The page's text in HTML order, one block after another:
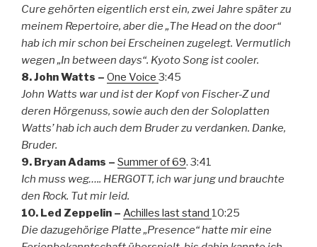
Cure gehörten eigentlich erst ein, zwei Jahre später zu
meinem Repertoire, aber die „The Head on the door“
hab ich mir schon bei Erscheinen zugelegt. Vermutlich
wegen „In between days“. Kyoto Song ist cooler.
8. John Watts – One Voice 3:45
John Watts war und ist der Kopf von Fischer-Z und
deren Hörgenuss, sowie auch den der Soloplatten
Watts’ hab ich auch dem Bruder zu verdanken. Danke,
Bruder.
9. Bryan Adams – Summer of 69. 3:41
Ich muss weg….. HERGOTT, ich war jung und brauchte
den Rock. Tut mir leid.
10. Led Zeppelin – Achilles last stand 10:25
Die dazugehörige Platte „Presence“ hatte mir eine